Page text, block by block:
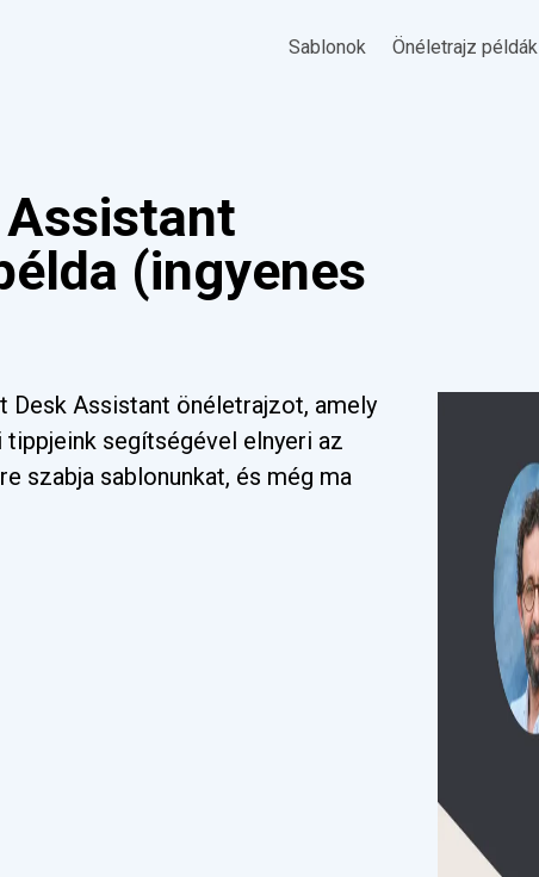
Sablonok Önéletrajz példák
Assistant
(ingyenes
Desk Assistant önéletrajzot, amely
tippjeink segítségével elnyeri az
szabja sablonunkat, és még ma